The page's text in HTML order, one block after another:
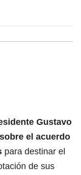
Gustavo
el acuerdo
para destinar el
de sus